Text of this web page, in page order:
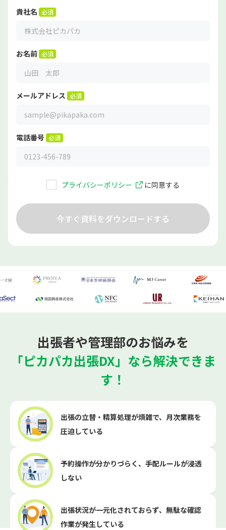
貴社名
お名前
メールアドレス
電話番号
プライバシーポリシー に同意する
今すぐ資料をダウンロードする
出張者や管理部のお悩みを
「ピカパカ出張DX」なら解決できま
す！
出張の立替・精算処理が煩雑で、月次業務を
圧迫している
予約操作が分かりづらく、手配ルールが浸透
しない
出張状況が一元化されておらず、無駄な確認
作業が発生している